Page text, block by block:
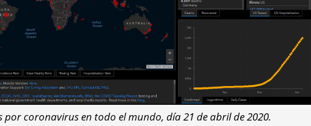
coronavirus en todo el mundo, día 21 de abril de 2020.